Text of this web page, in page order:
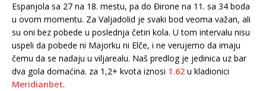
Espanjola sa 27 na 18. mestu, pa do Đirone na 11. sa 34 boda
u ovom momentu. Za Valjadolid je svaki bod veoma važan, ali
su oni bez pobede u poslednja četiri kola. U tom intervalu nisu
uspeli da pobede ni Majorku ni Elče, i ne verujemo da imaju
čemu da se nadaju u viljarealu. Naš predlog je jedinica uz bar
dva gola domaćina. za 1,2+ kvota iznosi 1.62 u kladionici
Meridianbet.